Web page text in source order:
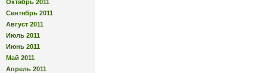
Октябрь 2011
Сентябрь 2011
Август 2011
Июль 2011
Июнь 2011
Май 2011
Апрель 2011